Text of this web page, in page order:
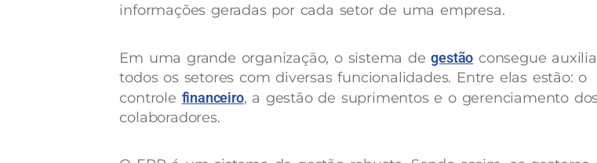
informações geradas por cada setor de uma empresa.
Em uma grande organização, o sistema degestão consegue
todos os setores com diversas funcionalidades. Entre elas estão: o
controle financeiro, a gestão de suprimentos e o gerenciamento
colaboradores.